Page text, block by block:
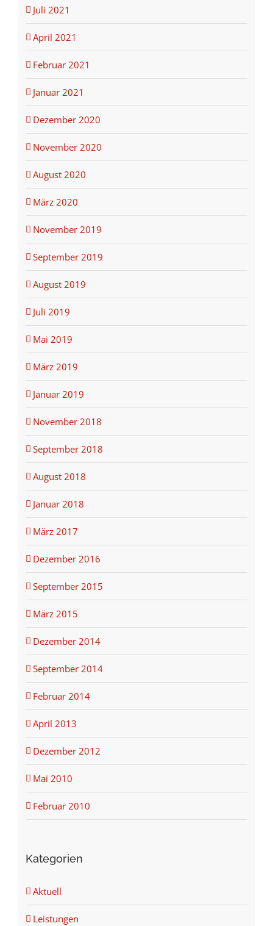
Juli 2021
April 2021
Februar 2021
Januar 2021
Dezember 2020
November 2020
August 2020
März 2020
November 2019
September 2019
August 2019
Juli 2019
Mai 2019
März 2019
Januar 2019
November 2018
September 2018
August 2018
Januar 2018
März 2017
Dezember 2016
September 2015
März 2015
Dezember 2014
September 2014
Februar 2014
April 2013
Dezember 2012
Mai 2010
Februar 2010
Kategorien
Aktuell
Leistungen